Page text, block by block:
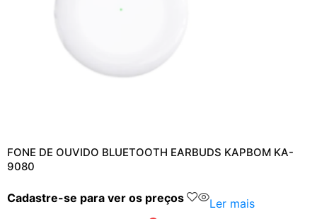
FONE DE OUVIDO BLUETOOTH EARBUDS KAPBOM KA-
9080
Cadastre-se para ver os preços Ler mais